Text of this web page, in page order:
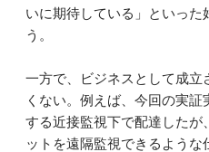
いに期待している」といっ
う。
一方で、ビジネスとして成立
くない。例えば、今回の実
する近接監視下で配達したが
ットを遠隔監視できるよう